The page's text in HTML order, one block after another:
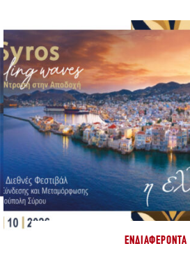
ΕΝΔΙΑΦΈΡΟΝΤΑ